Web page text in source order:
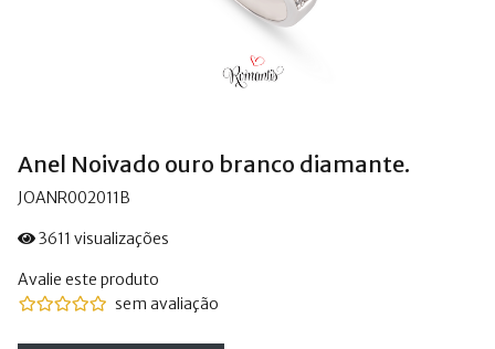
Anel Noivado ouro branco diamante.
JOANR002011B
3611 visualizações
Avalie este produto
sem avaliação